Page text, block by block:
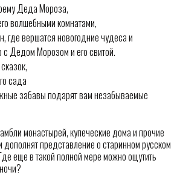
Деда Мороза,
волшебными комнатами,
где вершатся новогодние чудеса и
с Дедом Морозом и его свитой.
сада
забавы подарят вам незабываемые
монастырей, купеческие дома и прочие
дополнят представление о старинном русском
еще в такой полной мере можно ощутить